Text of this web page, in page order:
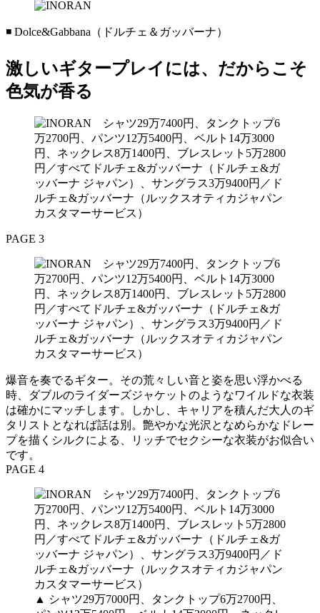
◾️ Dolce&Gabbana（ドルチェ＆ガッバーナ）
激しいギタープレイには、だからこそ
色気が香る
PAGE 3
爆音を奏でるギター。その荒々しい音と姿を思い浮かべる
時、ダブルのライダーズジャケットのようなワイルドな衣装
は確かにマッチします。しかし、キャリアを積んだ大人のギ
タリストとなれば話は別。艶やかな光沢となめらかなドレー
プを描くシルクによる、リッチでセクシーな衣装がお似合い
です。
PAGE 4
▲ シャツ29万7000円、タンクトップ6万2700円、